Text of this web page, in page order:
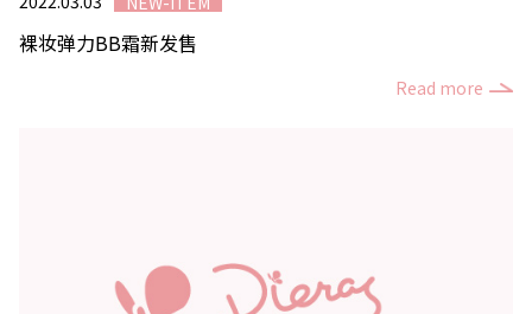
裸妆弹力BB霜新发售
Read more